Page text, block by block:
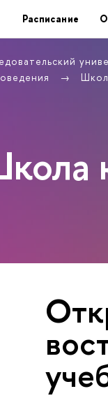
Расписание